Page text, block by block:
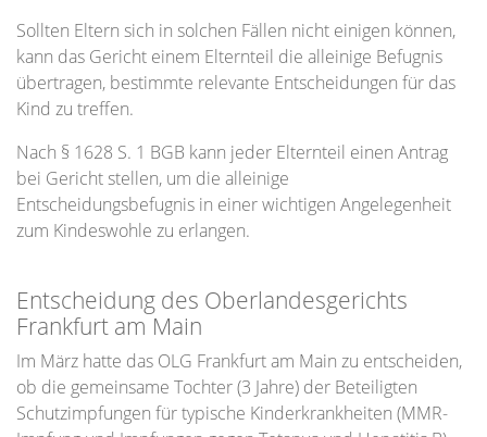
Sollten Eltern sich in solchen Fällen nicht einigen können,
kann das Gericht einem Elternteil die alleinige Befugnis
übertragen, bestimmte relevante Entscheidungen für das
Kind zu treffen.
Nach § 1628 S. 1 BGB kann jeder Elternteil einen Antrag
bei Gericht stellen, um die alleinige
Entscheidungsbefugnis in einer wichtigen Angelegenheit
zum Kindeswohle zu erlangen.
Entscheidung des Oberlandesgerichts
Frankfurt am Main
Im März hatte das OLG Frankfurt am Main zu entscheiden,
ob die gemeinsame Tochter (3 Jahre) der Beteiligten
Schutzimpfungen für typische Kinderkrankheiten (MMR-